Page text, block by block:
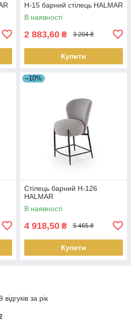
H-15 барний стілець HALMAR
В наявності
2 883,60 ₴ 3 204 ₴
Купити
–10%
Стілець барний H-126
HALMAR
В наявності
4 918,50 ₴ 5 465 ₴
Купити
за рік